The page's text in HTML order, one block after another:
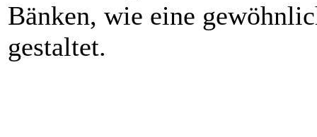
Bänken, wie eine
gestaltet.